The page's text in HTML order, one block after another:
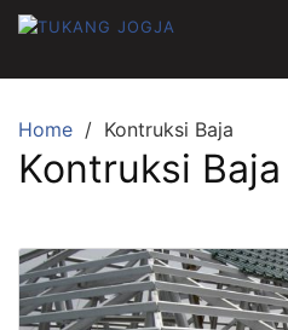
Skip
content
Home Kontruksi Baja
Kontruksi Baja